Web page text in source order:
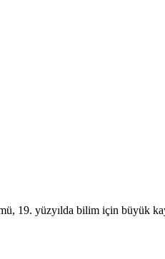
19. yüzyılda bilim için büyük